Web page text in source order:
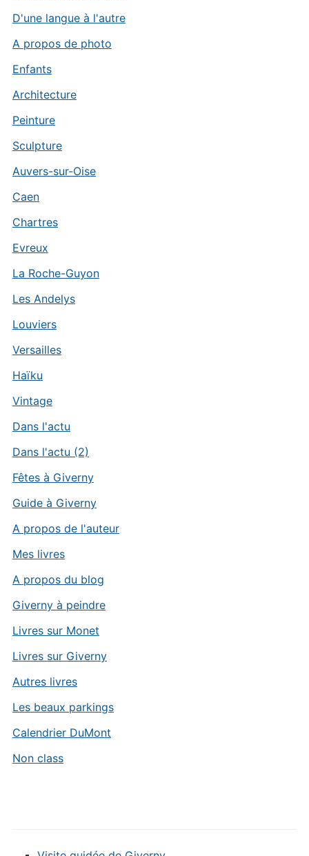
D'une langue à l'autre
A propos de photo
Enfants
Architecture
Peinture
Sculpture
Auvers-sur-Oise
Caen
Chartres
Evreux
La Roche-Guyon
Les Andelys
Louviers
Versailles
Haïku
Vintage
Dans l'actu
Dans l'actu (2)
Fêtes à Giverny
Guide à Giverny
A propos de l'auteur
Mes livres
A propos du blog
Giverny à peindre
Livres sur Monet
Livres sur Giverny
Autres livres
Les beaux parkings
Calendrier DuMont
Non class